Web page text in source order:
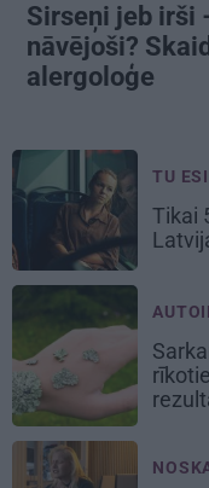
Sirseņi jeb irši
nāvējoši?
alergoloģe
TU
Tikai